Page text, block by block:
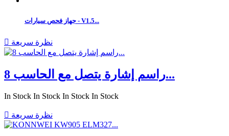
جهاز فحص سيارات - V1.5...
 نظرة سريعة
راسم إشارة يتصل مع الحاسب 8...
In Stock In Stock In Stock In Stock
 نظرة سريعة